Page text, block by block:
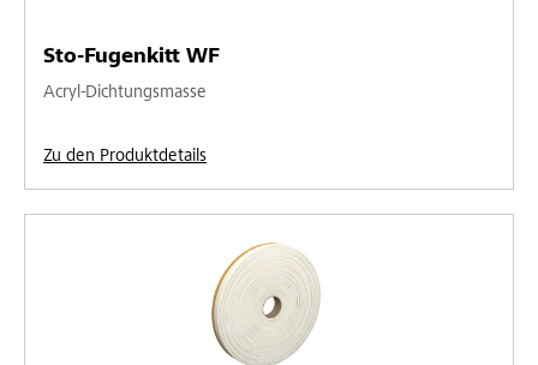
Sto-Fugenkitt WF
Acryl-Dichtungsmasse
Zu den Produktdetails